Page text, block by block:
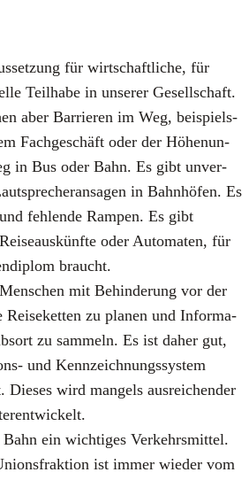
für wirt­schaft­li­che, für
Teil­ha­be in unse­rer Gesell­schaft.
aber Bar­rie­ren im Weg, bei­spiels­
Fach­ge­schäft oder der Höhen­un­
in Bus oder Bahn. Es gibt unver­
in Bahn­hö­fen. Es
feh­len­de Ram­pen. Es gibt
oder Auto­ma­ten, für
braucht.
mit Behin­de­rung vor der
Rei­se­ket­ten zu pla­nen und Infor­ma­
zu sam­meln. Es ist daher gut,
und Kenn­zeich­nungs­sys­tem
Die­ses wird man­gels aus­rei­chen­der
ein wich­ti­ges Ver­kehrs­mit­tel.
ist immer wie­der vom